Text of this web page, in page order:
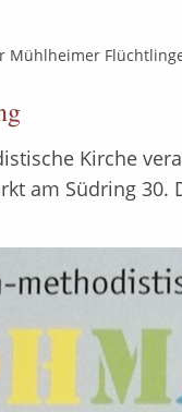
Mühlheimer
Kirche
am Südring